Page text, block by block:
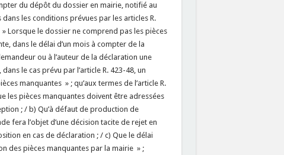
du dépôt du dossier en mairie, notifié au
les conditions prévues par les articles R.
Lorsque le dossier ne comprend pas les pièces
dans le délai d’un mois à compter de la
ou à l’auteur de la déclaration une
le cas prévu par l’article R. 423-48, un
manquantes » ; qu’aux termes de l’article R.
les pièces manquantes doivent être adressées
; / b) Qu’à défaut de production de
fera l’objet d’une décision tacite de rejet en
en cas de déclaration ; / c) Que le délai
des pièces manquantes par la mairie » ;